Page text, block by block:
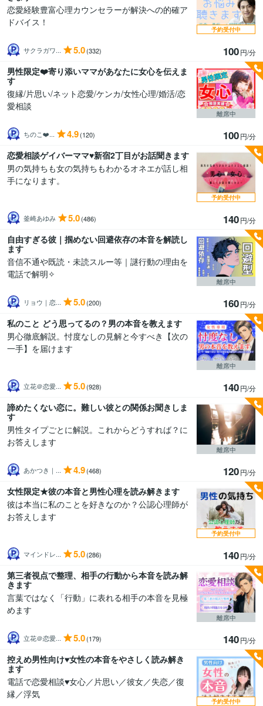
恋愛経験豊富心理カウンセラーが解決への的確ア
ドバイス！
サクラガワ... 5.0(332) 100円/分
予約受付中
男性限定❤️寄り添いママがあなたに女心を伝えま
す
復縁/片思い/ネット恋愛/ケンカ/女性心理/婚活/恋
愛相談
ちのこ❤️... 4.9(120) 100円/分
離席中
恋愛相談ゲイバーママ♥新宿2丁目がお話聞きます
男の気持ちも女の気持ちもわかるオネエが話し相
手になります。
釜崎あゆみ 5.0(486) 140円/分
予約受付中
自由すぎる彼｜掴めない回避依存の本音を解読し
ます
音信不通や既読・未読スルー等｜謎行動の理由を
電話で解明✧
リョウ｜恋... 5.0(200) 160円/分
離席中
私のこと どう思ってるの？男の本音を教えます
男心徹底解説。忖度なしの見解と今すべき【次の
一手】を届けます
立花＠恋愛... 5.0(928) 140円/分
離席中
諦めたくない恋に。難しい彼との関係お聞きしま
す
男性タイプごとに解説。これからどうすれば？に
お答えします
あかつき｜... 4.9(468) 120円/分
離席中
女性限定★彼の本音と男性心理を読み解きます
彼は本当に私のことを好きなのか？公認心理師が
お答えします
マインドレ... 5.0(286) 140円/分
予約受付中
第三者視点で整理、相手の行動から本音を読み解
きます
言葉ではなく「行動」に表れる相手の本音を見極
めます
立花＠恋愛... 5.0(179) 140円/分
離席中
控えめ男性向け♥️女性の本音をやさしく読み解き
ます
電話で恋愛相談♥️女心／片思い／彼女／失恋／復
縁／浮気
予約受付中